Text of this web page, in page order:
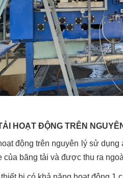
HOẠT ĐỘNG TRÊN
động trên nguyên lý sử dụng
của băng tải và được thu ra